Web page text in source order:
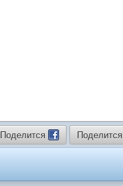
Поделится Поделится